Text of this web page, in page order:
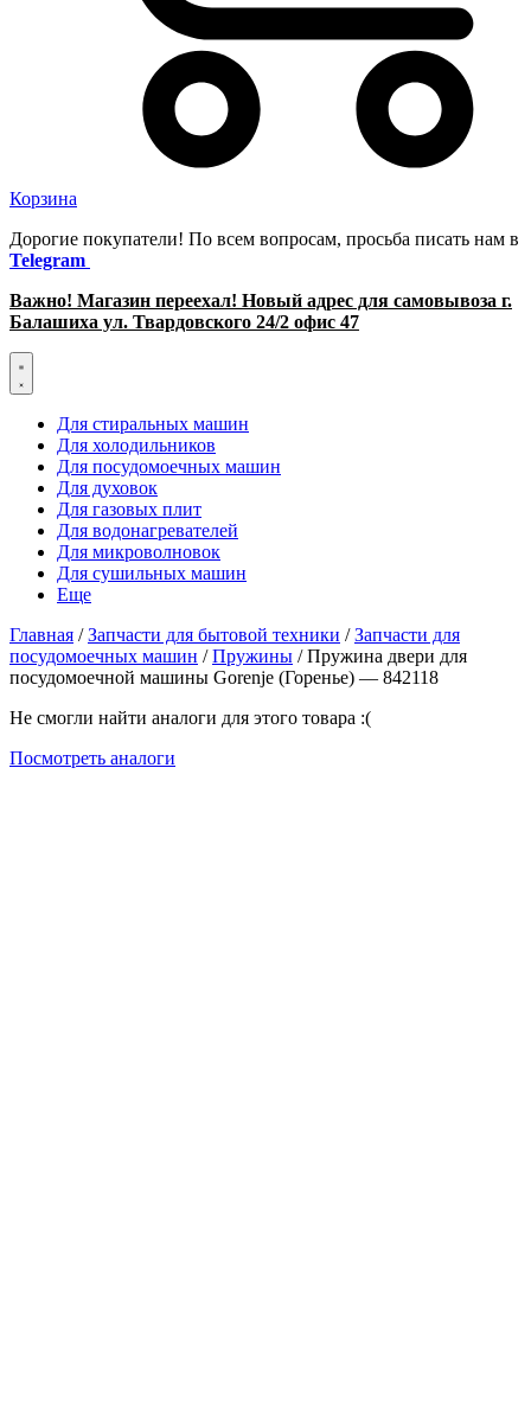
Корзина
Дорогие покупатели! По всем вопросам, просьба писать нам в
Telegram
Важно! Магазин переехал! Новый адрес для самовывоза г.
Балашиха ул. Твардовского 24/2 офис 47
Для стиральных машин
Для холодильников
Для посудомоечных машин
Для духовок
Для газовых плит
Для водонагревателей
Для микроволновок
Для сушильных машин
Еще
Главная /Запчасти для бытовой техники /Запчасти для
посудомоечных машин /Пружины / Пружина двери для
посудомоечной машины Gorenje (Горенье) — 842118
Не смогли найти аналоги для этого товара :(
Посмотреть аналоги